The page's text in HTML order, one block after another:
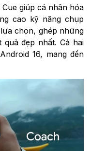
giúp cá nhân hóa
cao kỹ năng chụp
chọn, ghép những
đẹp nhất. Cả hai
16, mang đến